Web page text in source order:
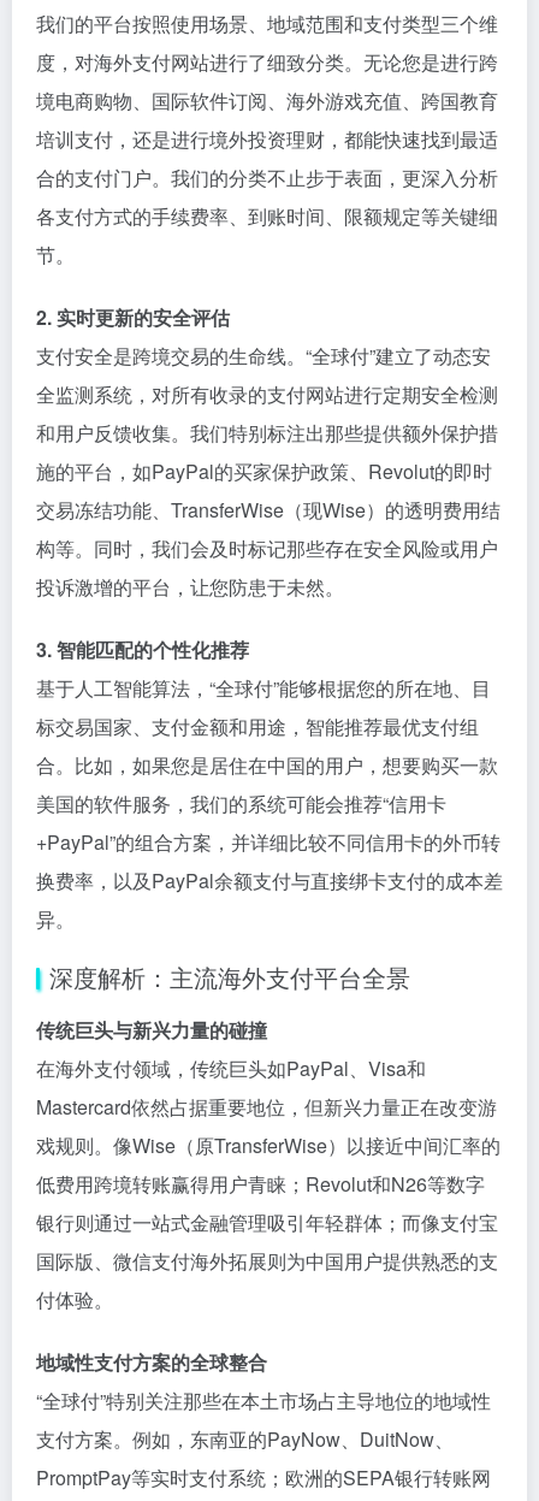
我们的平台按照使用场景、地域范围和支付类型三个维
度，对海外支付网站进行了细致分类。无论您是进行跨
境电商购物、国际软件订阅、海外游戏充值、跨国教育
培训支付，还是进行境外投资理财，都能快速找到最适
合的支付门户。我们的分类不止步于表面，更深入分析
各支付方式的手续费率、到账时间、限额规定等关键细
节。
2. 实时更新的安全评估
支付安全是跨境交易的生命线。“全球付”建立了动态安
全监测系统，对所有收录的支付网站进行定期安全检测
和用户反馈收集。我们特别标注出那些提供额外保护措
施的平台，如PayPal的买家保护政策、Revolut的即时
交易冻结功能、TransferWise（现Wise）的透明费用结
构等。同时，我们会及时标记那些存在安全风险或用户
投诉激增的平台，让您防患于未然。
3. 智能匹配的个性化推荐
基于人工智能算法，“全球付”能够根据您的所在地、目
标交易国家、支付金额和用途，智能推荐最优支付组
合。比如，如果您是居住在中国的用户，想要购买一款
美国的软件服务，我们的系统可能会推荐“信用卡
+PayPal”的组合方案，并详细比较不同信用卡的外币转
换费率，以及PayPal余额支付与直接绑卡支付的成本差
异。
深度解析：主流海外支付平台全景
传统巨头与新兴力量的碰撞
在海外支付领域，传统巨头如PayPal、Visa和
Mastercard依然占据重要地位，但新兴力量正在改变游
戏规则。像Wise（原TransferWise）以接近中间汇率的
低费用跨境转账赢得用户青睐；Revolut和N26等数字
银行则通过一站式金融管理吸引年轻群体；而像支付宝
国际版、微信支付海外拓展则为中国用户提供熟悉的支
付体验。
地域性支付方案的全球整合
“全球付”特别关注那些在本土市场占主导地位的地域性
支付方案。例如，东南亚的PayNow、DuitNow、
PromptPay等实时支付系统；欧洲的SEPA银行转账网